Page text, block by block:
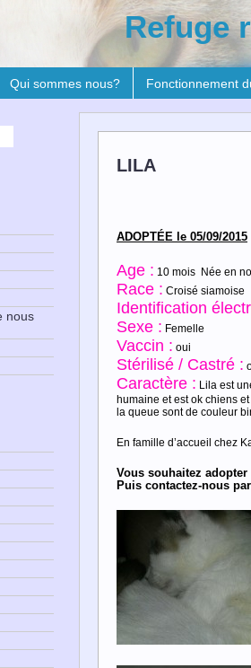
Refuge
Qui sommes nous? Fonctionnement
LILA
ADOPTÉE le 05/09/2015
Age : 10 mois Née en
Race : Croisé siamoise
Identification
Sexe : Femelle
Vaccin : oui
Stérilisé / Castré :
Caractère : Lila est
humaine et est ok chiens
la queue sont de couleur
En famille d’accueil chez
Vous souhaitez
Puis contactez-nous
nous